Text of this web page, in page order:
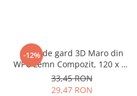
-12%
Placă de gard 3D Maro din
WPC Lemn Compozit, 120 x 20
mm,1 ml
33,45 RON
29,47 RON